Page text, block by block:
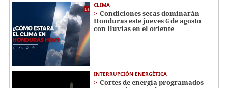
CLIMA
Condiciones secas dominarán
Honduras este jueves 6 de agosto
con lluvias en el oriente
INTERRUPCIÓN ENERGÉTICA
Cortes de energía programados